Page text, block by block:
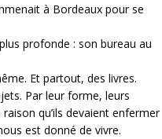
à Bordeaux pour se
profonde : son bureau au
Et partout, des livres.
Par leur forme, leurs
qu’ils devaient enfermer
est donné de vivre.